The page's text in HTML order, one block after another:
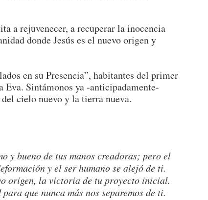
a rejuvenecer, a recuperar la inocencia
donde Jesús es el nuevo origen y
en su Presencia”, habitantes del primer
Eva. Sintámonos ya -anticipadamente-
cielo nuevo y la tierra nueva.
y bue­no de tus manos creadoras; pero el
y el ser humano se alejó de ti.
origen, la victoria de tu proyecto inicial.
que nunca más nos separemos de ti.